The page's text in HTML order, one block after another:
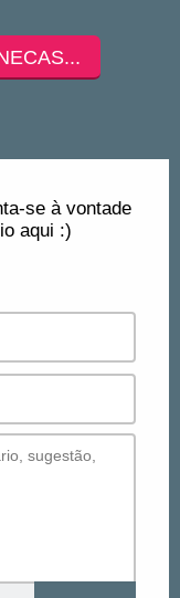
se à vontade
aqui :)